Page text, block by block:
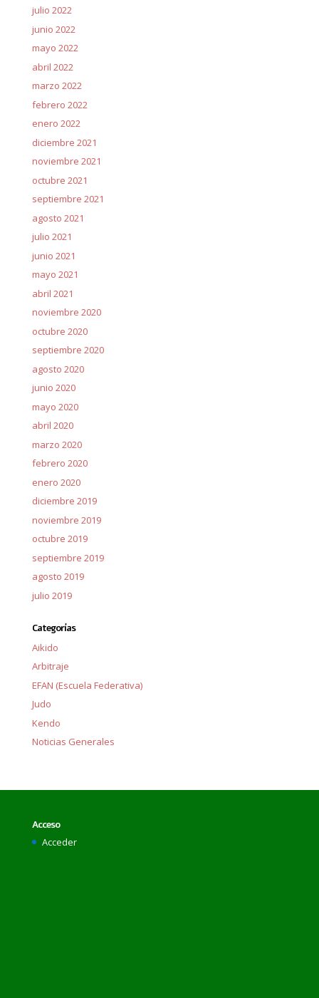
julio 2022
junio 2022
mayo 2022
abril 2022
marzo 2022
febrero 2022
enero 2022
diciembre 2021
noviembre 2021
octubre 2021
septiembre 2021
agosto 2021
julio 2021
junio 2021
mayo 2021
abril 2021
noviembre 2020
octubre 2020
septiembre 2020
agosto 2020
junio 2020
mayo 2020
abril 2020
marzo 2020
febrero 2020
enero 2020
diciembre 2019
noviembre 2019
octubre 2019
septiembre 2019
agosto 2019
julio 2019
Categorías
Aikido
Arbitraje
EFAN (Escuela Federativa)
Judo
Kendo
Noticias Generales
Acceso
Acceder